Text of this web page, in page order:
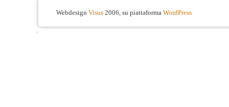
Webdesign Visus 2006, su piattaforma WordPress